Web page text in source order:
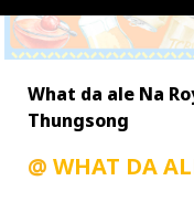
What da ale Na
Thungsong
@ WHAT DA